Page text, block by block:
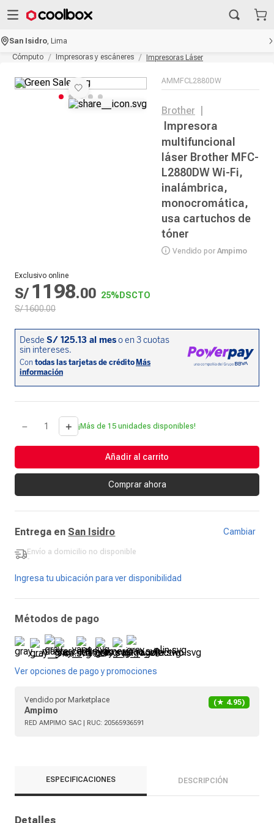
San Isidro ,Lima
Cómputo
Impresoras y escáneres Impresoras Láser
AMMFCL2880DW
Brother
Impresora
multifuncional
láser Brother MFC-
L2880DW Wi-Fi,
inalámbrica,
monocromática,
usa cartuchos de
tóner
Vendido por Ampimo
Exclusivo online
S/ 1198.00 25% DSCTO
S/1600.00
＋
－ ¡Más de 15 unidades disponibles!
Añadir al carrito
Comprar ahora
Entrega en San Isidro Cambiar
Envío a domicilio no disponible
-
Ingresa tu ubicación para ver disponibilidad
Métodos de pago
Ver opciones de pago y promociones
Vendido por Marketplace
Ampimo
(★ 4.95)
RED AMPIMO SAC | RUC: 20565936591
ESPECIFICACIONES DESCRIPCIÓN
Detalles